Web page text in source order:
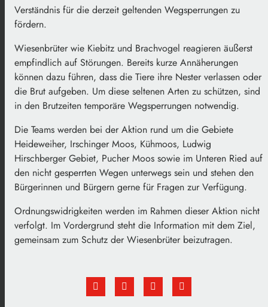
Verständnis für die derzeit geltenden Wegsperrungen zu
fördern.
Wiesenbrüter wie Kiebitz und Brachvogel reagieren äußerst
empfindlich auf Störungen. Bereits kurze Annäherungen
können dazu führen, dass die Tiere ihre Nester verlassen oder
die Brut aufgeben. Um diese seltenen Arten zu schützen, sind
in den Brutzeiten temporäre Wegsperrungen notwendig.
Die Teams werden bei der Aktion rund um die Gebiete
Heideweiher, Irschinger Moos, Kühmoos, Ludwig
Hirschberger Gebiet, Pucher Moos sowie im Unteren Ried auf
den nicht gesperrten Wegen unterwegs sein und stehen den
Bürgerinnen und Bürgern gerne für Fragen zur Verfügung.
Ordnungswidrigkeiten werden im Rahmen dieser Aktion nicht
verfolgt. Im Vordergrund steht die Information mit dem Ziel,
gemeinsam zum Schutz der Wiesenbrüter beizutragen.